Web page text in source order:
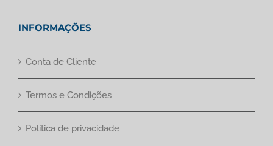
INFORMAÇÕES
Conta de Cliente
Termos e Condições
Política de privacidade